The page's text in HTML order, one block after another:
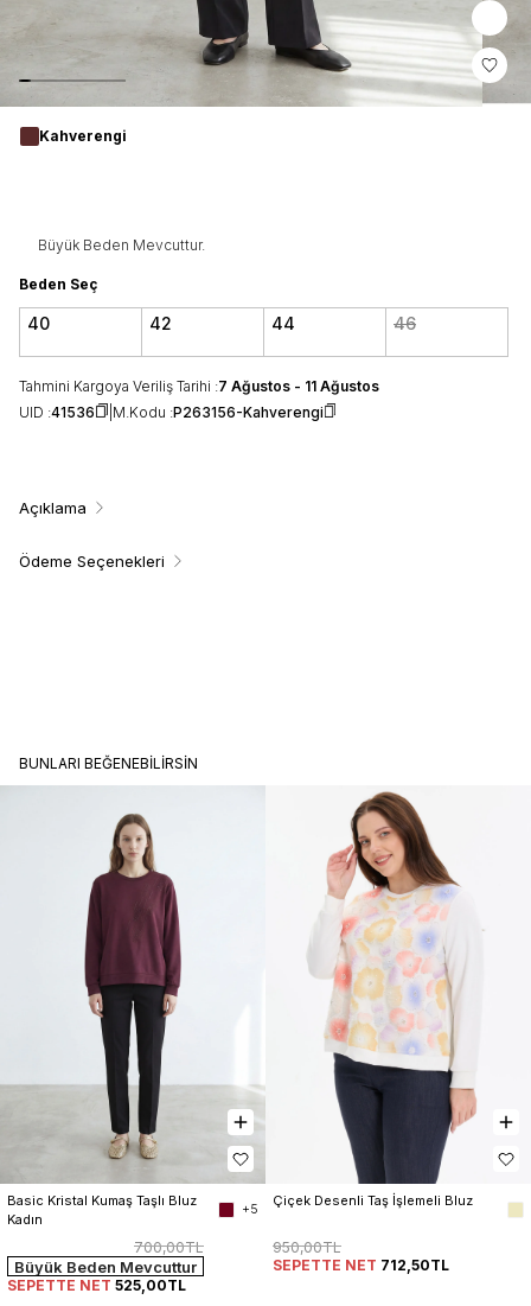
Kahverengi
Büyük Beden Mevcuttur.
Beden Seç
40 42 44 46
Tahmini Kargoya Veriliş Tarihi :7 Ağustos - 11 Ağustos
UID :41536 M.Kodu :P263156-Kahverengi
Açıklama
Ödeme Seçenekleri
BUNLARI BEĞENEBILIRSIN
Basic Kristal Kumaş Taşlı Bluz
Kadın
+5
700,00TL
Büyük Beden Mevcuttur
SEPETTE NET 525,00TL
Çiçek Desenli Taş İşlemeli Bluz
950,00TL
SEPETTE NET 712,50TL